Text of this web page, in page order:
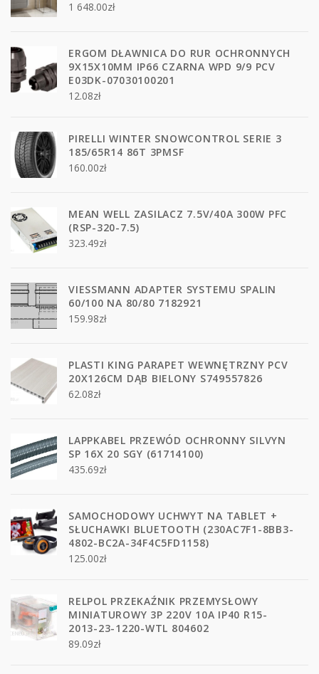
1 648.00zł
ERGOM DŁAWNICA DO RUR OCHRONNYCH
9X15X10MM IP66 CZARNA WPD 9/9 PCV
E03DK-07030100201
12.08zł
PIRELLI WINTER SNOWCONTROL SERIE 3
185/65R14 86T 3PMSF
160.00zł
MEAN WELL ZASILACZ 7.5V/40A 300W PFC
(RSP-320-7.5)
323.49zł
VIESSMANN ADAPTER SYSTEMU SPALIN
60/100 NA 80/80 7182921
159.98zł
PLASTI KING PARAPET WEWNĘTRZNY PCV
20X126CM DĄB BIELONY S749557826
62.08zł
LAPPKABEL PRZEWÓD OCHRONNY SILVYN
SP 16X 20 SGY (61714100)
435.69zł
SAMOCHODOWY UCHWYT NA TABLET +
SŁUCHAWKI BLUETOOTH (230AC7F1-8BB3-
4802-BC2A-34F4C5FD1158)
125.00zł
RELPOL PRZEKAŹNIK PRZEMYSŁOWY
MINIATUROWY 3P 220V 10A IP40 R15-
2013-23-1220-WTL 804602
89.09zł